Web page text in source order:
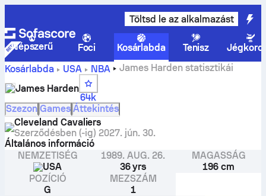
Töltsd le az alkalmazást
Népszerű Foci Kosárlabda Tenisz
Kosárlabda
USA NBA
James Harden statisztikái
James Harden
64k
Szezon Games Áttekintés
Cleveland Cavaliers
Szerződésben (-ig) 2027. jún. 30.
Általános információ
NEMZETISÉG
USA
1989. AUG. 26.
36 yrs
MAGASSÁG
196 cm
POZÍCIÓ
G
MEZSZÁM
1